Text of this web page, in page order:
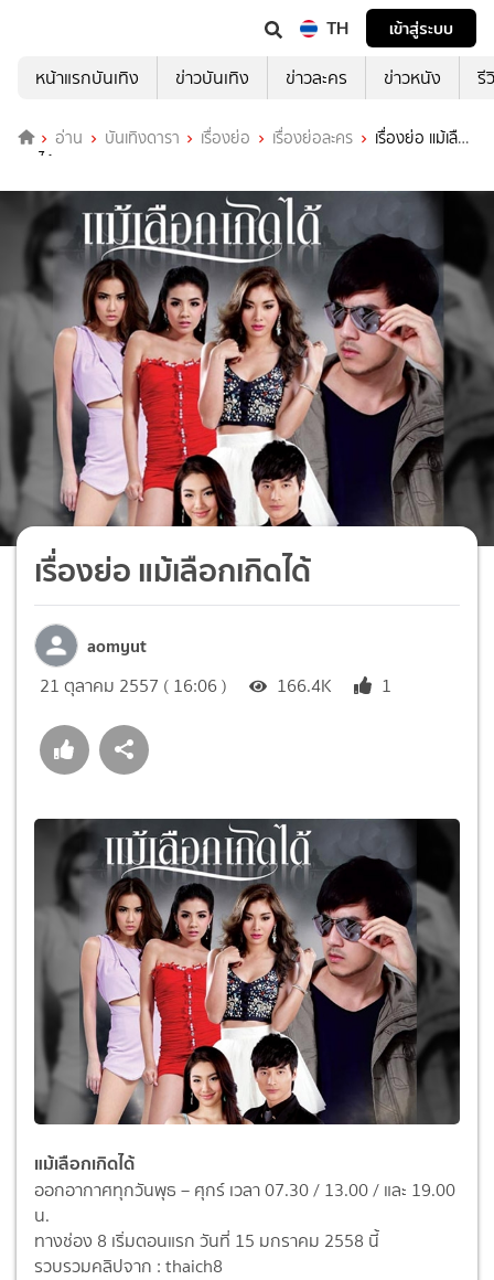
TH
เข้าสู่ระบบ
หน้าแรกบันเทิง
ข่าวบันเทิง ข่าวละคร ข่าวหนัง รี
อ่าน บันเทิงดารา เรื่องย่อ เรื่องย่อละคร
เรื่องย่อ แม้เลือก
เกิดได้
เรื่องย่อ แม้เลือกเกิดได้
aomyut
21 ตุลาคม 2557 ( 16:06 ) 166.4K 1
แม้เลือกเกิดได้
ออกอากาศทุกวันพุธ – ศุกร์ เวลา 07.30 / 13.00 / และ 19.00
น.
ทางช่อง 8 เริ่มตอนแรก วันที่ 15 มกราคม 2558 นี้
รวบรวมคลิปจาก : thaich8